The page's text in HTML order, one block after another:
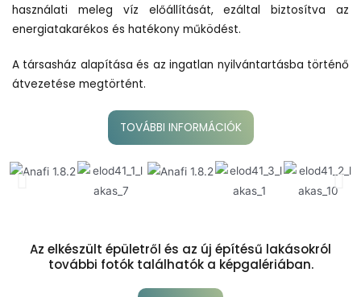
használati meleg víz előállítását, ezáltal biztosítva az
energiatakarékos és hatékony működést.
A társasház alapítása és az ingatlan nyilvántartásba történő
átvezetése megtörtént.
TOVÁBBI INFORMÁCIÓK
Az elkészült épületről és az új építésű lakásokról
további fotók találhatók a képgalériában.